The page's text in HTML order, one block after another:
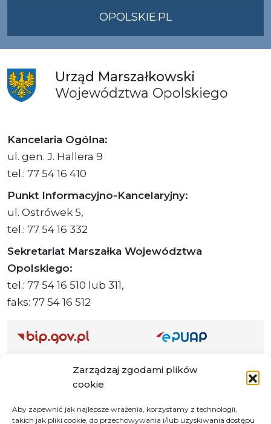
Zarządzaj zgodami plików
cookie
Aby zapewnić jak najlepsze wrażenia, korzystamy z technologii,
takich jak pliki cookie, do przechowywania i/lub uzyskiwania dostępu
OPOLSKIE.PL
Urząd Marszałkowski
Województwa Opolskiego
Kancelaria Ogólna:
ul. gen. J. Hallera 9
tel.: 77 54 16 410
Punkt Informacyjno-Kancelaryjny:
ul. Ostrówek 5,
tel.: 77 54 16 332
Sekretariat Marszałka Województwa
Opolskiego:
tel.: 77 54 16 510 lub 311,
faks: 77 54 16 512
Adres do e-Doręczeń